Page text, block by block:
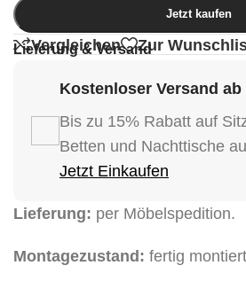
Jetzt kaufen
Vergleichen Zur
Lieferung & Versand
Kostenloser Versand ab
Bis zu 15% Rabatt auf
Betten und Nachttische
Jetzt Einkaufen
Lieferung: per Möbelspedition.
Montagezustand: fertig